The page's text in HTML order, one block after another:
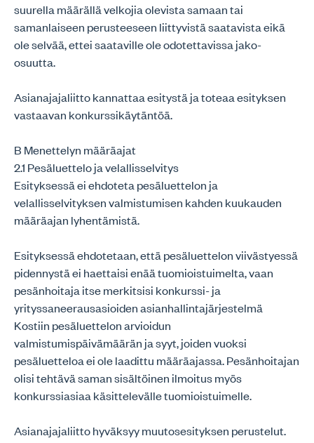
suurella määrällä velkojia olevista samaan tai
samanlaiseen perusteeseen liittyvistä saatavista eikä
ole selvää, ettei saataville ole odotettavissa jako-
osuutta.
Asianajajaliitto kannattaa esitystä ja toteaa esityksen
vastaavan konkurssikäytäntöä.
B Menettelyn määräajat
2.1 Pesäluettelo ja velallisselvitys
Esityksessä ei ehdoteta pesäluettelon ja
velallisselvityksen valmistumisen kahden kuukauden
määräajan lyhentämistä.
Esityksessä ehdotetaan, että pesäluettelon viivästyessä
pidennystä ei haettaisi enää tuomioistuimelta, vaan
pesänhoitaja itse merkitsisi konkurssi- ja
yrityssaneerausasioiden asianhallintajärjestelmä
Kostiin pesäluettelon arvioidun
valmistumispäivämäärän ja syyt, joiden vuoksi
pesäluetteloa ei ole laadittu määräajassa. Pesänhoitajan
olisi tehtävä saman sisältöinen ilmoitus myös
konkurssiasiaa käsittelevälle tuomioistuimelle.
Asianajajaliitto hyväksyy muutosesityksen perustelut.